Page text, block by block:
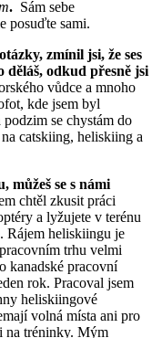
. Sám sebe
posuďte sami.
zmínil jsi, že ses
děláš, odkud přesně jsi
vůdce a mnoho
kde jsem byl
se chystám do
catskiing, heliskiing a
můžeš se s námi
chtěl zkusit práci
a lyžujete v terénu
Rájem heliskiingu je
trhu velmi
kanadské pracovní
rok. Pracoval jsem
heliskiingové
volná místa ani pro
na tréninky. Mým